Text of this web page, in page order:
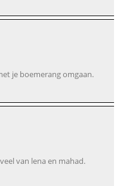
je boemerang omgaan.
van lena en mahad.